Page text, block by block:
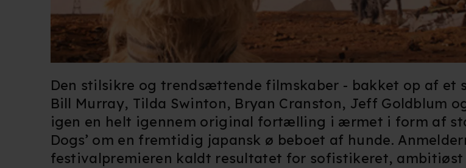
Den stilsikre og trendsættende filmskaber - bakket op af et
Bill Murray, Tilda Swinton, Bryan Cranston, Jeff Goldblum
igen en helt igennem original fortælling i ærmet i form af
Dogs’ om en fremtidig japansk ø beboet af hunde.
festivalpremieren kaldt resultatet for sofistikeret,